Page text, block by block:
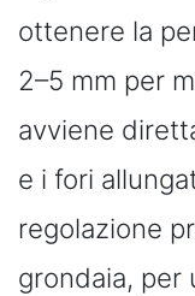
ottenere la
2–5 mm per
avviene
e i fori
regolazione
grondaia, per